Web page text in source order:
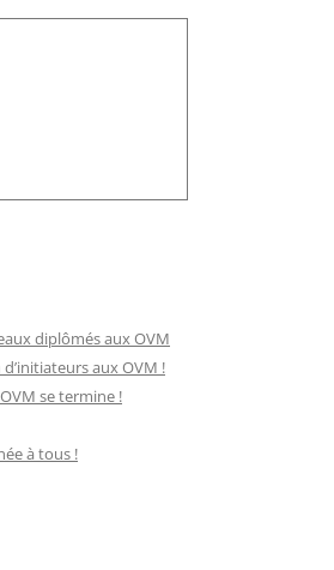
diplômés aux OVM
aux OVM !
se termine !
à tous !